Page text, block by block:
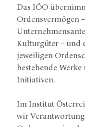
Das IÖO
Ordensvermögen
Kulturgüter – und
jeweiligen
bestehende
Initiativen.
Im Institut
wir